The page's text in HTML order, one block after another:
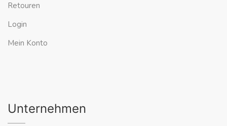
Retouren
Login
Mein Konto
Unternehmen